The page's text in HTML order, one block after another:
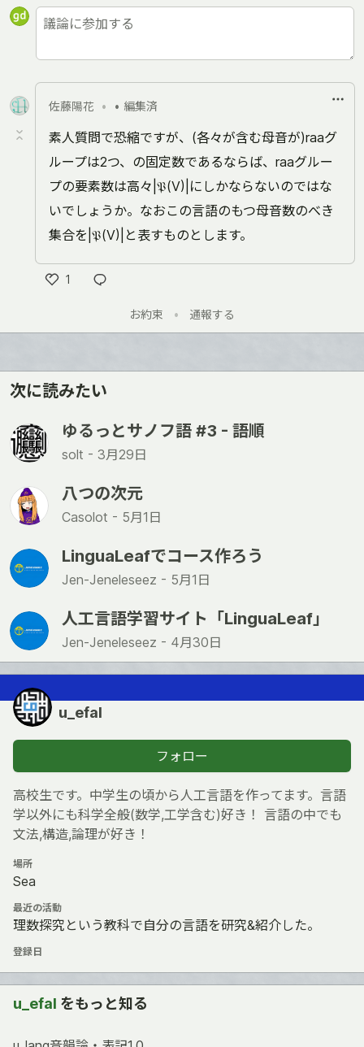
佐藤陽花 • • 編集済
素人質問で恐縮ですが、(各々が含む母音が)raaグ
ループは2つ、の固定数であるならば、raaグルー
プの要素数は高々|𝔓(V)|にしかならないのではな
いでしょうか。なおこの言語のもつ母音数のべき
集合を|𝔓(V)|と表すものとします。
1
ね
お約束 • 通報する
次に読みたい
ゆるっとサノフ語 #3 - 語順
solt - 3月29日
八つの次元
Casolot - 5月1日
LinguaLeafでコース作ろう
Jen-Jeneleseez - 5月1日
人工言語学習サイト「LinguaLeaf」
Jen-Jeneleseez - 4月30日
u_efal
フォロー
高校生です。中学生の頃から人工言語を作ってます。言語
学以外にも科学全般(数学,工学含む)好き！ 言語の中でも
文法,構造,論理が好き！
場所
Sea
最近の活動
理数探究という教科で自分の言語を研究&紹介した。
登録日
u_efal をもっと知る